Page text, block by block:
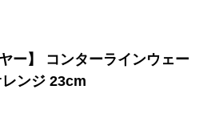
ー】 コンターラインウェー
ンジ 23cm